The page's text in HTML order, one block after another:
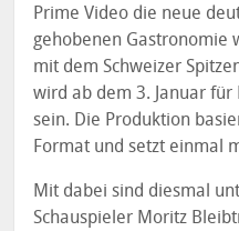
Prime Video die neue
gehobenen Gastronomie
mit dem Schweizer
wird ab dem 3. Januar
sein. Die Produktion
Format und setzt einmal
Mit dabei sind diesmal
Schauspieler Moritz